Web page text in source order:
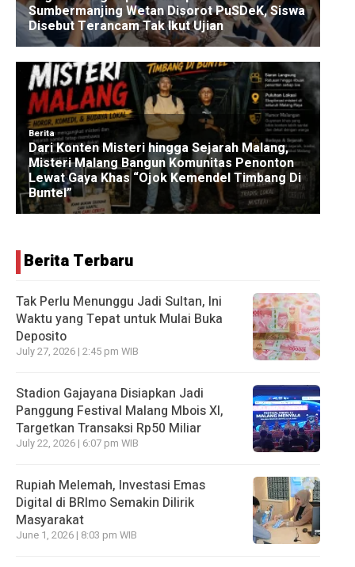
Berita Terbaru
Tak Perlu Menunggu Jadi Sultan, Ini
Waktu yang Tepat untuk Mulai Buka
Deposito
July 27, 2026 | 2:45 pm WIB
Stadion Gajayana Disiapkan Jadi
Panggung Festival Malang Mbois XI,
Targetkan Transaksi Rp50 Miliar
July 22, 2026 | 6:07 pm WIB
Rupiah Melemah, Investasi Emas
Digital di BRImo Semakin Dilirik
Masyarakat
June 1, 2026 | 8:03 pm WIB